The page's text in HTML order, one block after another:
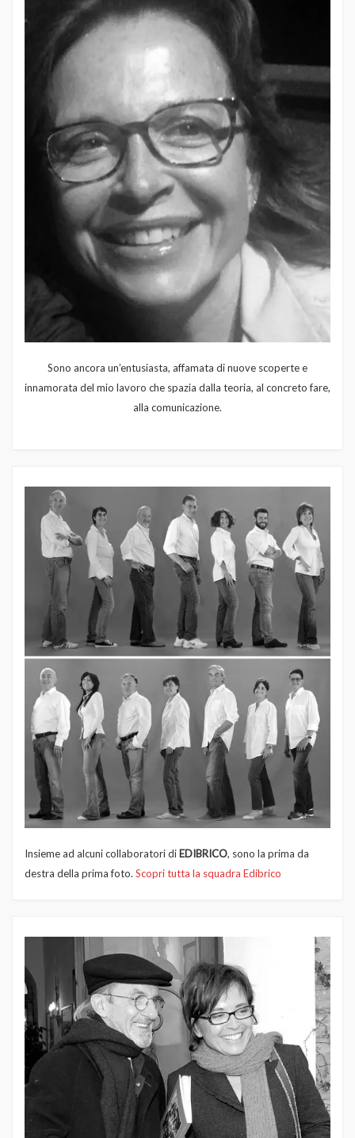
Sono ancora un’entusiasta, affamata di nuove scoperte e
innamorata del mio lavoro che spazia dalla teoria, al concreto fare,
alla comunicazione.
Insieme ad alcuni collaboratori di EDIBRICO, sono la prima da
destra della prima foto. Scopri tutta la squadra Edibrico